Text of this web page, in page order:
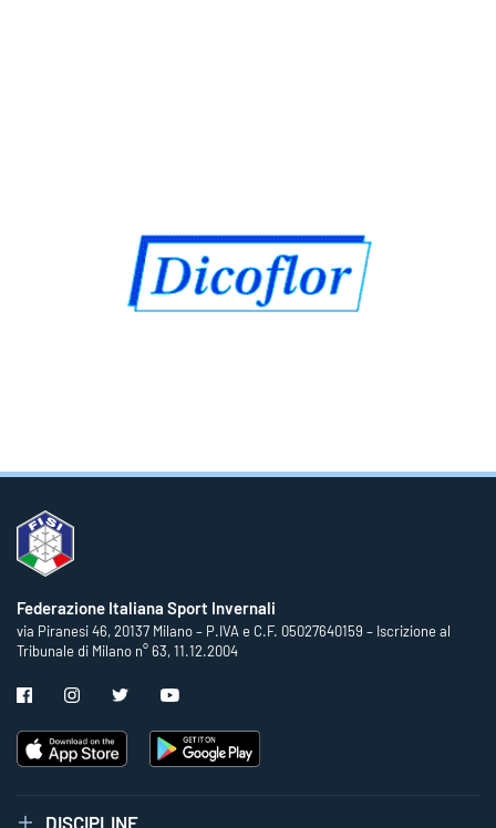
Federazione Italiana Sport Invernali
via Piranesi 46, 20137 Milano – P.IVA e C.F. 05027640159 – Iscrizione al
Tribunale di Milano n° 63, 11.12.2004
DISCIPLINE